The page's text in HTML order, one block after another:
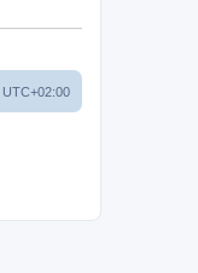
UTC+02:00